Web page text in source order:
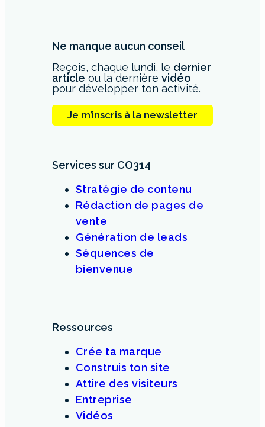
Ne manque aucun conseil
Reçois, chaque lundi, le dernier
article ou la dernière vidéo
pour développer ton activité.
Je m’inscris à la newsletter
Services sur CO314
Stratégie de contenu
Rédaction de pages de
vente
Génération de leads
Séquences de
bienvenue
Ressources
Crée ta marque
Construis ton site
Attire des visiteurs
Entreprise
Vidéos